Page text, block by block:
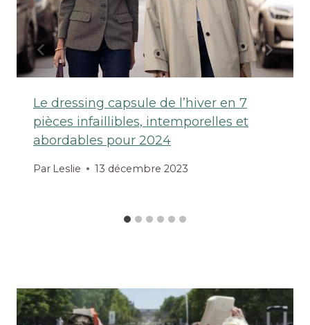
Le dressing capsule de l’hiver en 7
pièces infaillibles, intemporelles et
abordables pour 2024
Par Leslie 13 décembre 2023